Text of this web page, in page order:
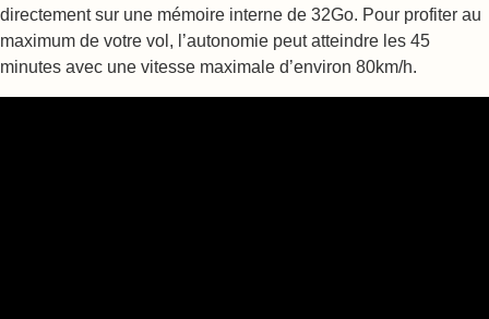
directement sur une mémoire interne de 32Go. Pour profiter au
maximum de votre vol, l’autonomie peut atteindre les 45
minutes avec une vitesse maximale d’environ 80km/h.